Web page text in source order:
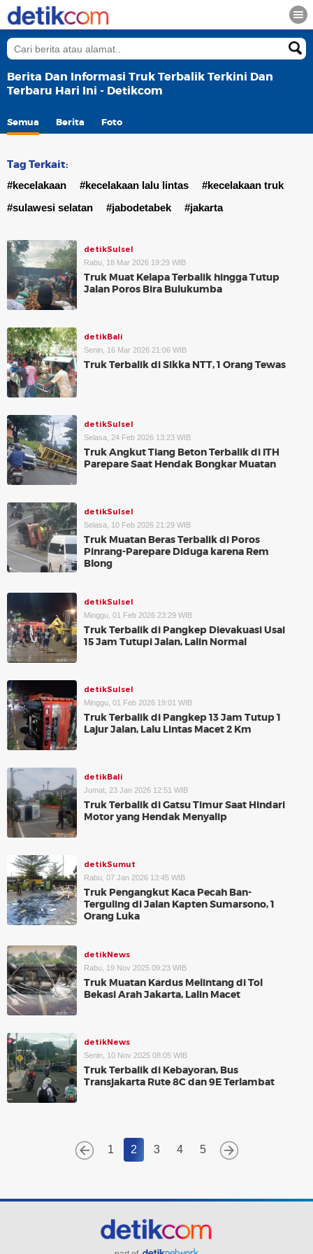
Berita Dan Informasi Truk Terbalik Terkini Dan
Terbaru Hari Ini - Detikcom
Semua Berita Foto
Tag Terkait:
#kecelakaan #kecelakaan lalu lintas
#kecelakaan truk
#sulawesi selatan
#jabodetabek #jakarta
detikSulsel
Rabu, 18 Mar 2026 19:29 WIB
Truk Muat Kelapa Terbalik hingga Tutup
Jalan Poros Bira Bulukumba
detikBali
Senin, 16 Mar 2026 21:06 WIB
Truk Terbalik di Sikka NTT, 1 Orang Tewas
detikSulsel
Selasa, 24 Feb 2026 13:23 WIB
Truk Angkut Tiang Beton Terbalik di ITH
Parepare Saat Hendak Bongkar Muatan
detikSulsel
Selasa, 10 Feb 2026 21:29 WIB
Truk Muatan Beras Terbalik di Poros
Pinrang-Parepare Diduga karena Rem
Blong
detikSulsel
Minggu, 01 Feb 2026 23:29 WIB
Truk Terbalik di Pangkep Dievakuasi Usai
15 Jam Tutupi Jalan, Lalin Normal
detikSulsel
Minggu, 01 Feb 2026 19:01 WIB
Truk Terbalik di Pangkep 13 Jam Tutup 1
Lajur Jalan, Lalu Lintas Macet 2 Km
detikBali
Jumat, 23 Jan 2026 12:51 WIB
Truk Terbalik di Gatsu Timur Saat Hindari
Motor yang Hendak Menyalip
detikSumut
Rabu, 07 Jan 2026 13:45 WIB
Truk Pengangkut Kaca Pecah Ban-
Terguling di Jalan Kapten Sumarsono, 1
Orang Luka
detikNews
Rabu, 19 Nov 2025 09:23 WIB
Truk Muatan Kardus Melintang di Tol
Bekasi Arah Jakarta, Lalin Macet
detikNews
Senin, 10 Nov 2025 08:05 WIB
Truk Terbalik di Kebayoran, Bus
Transjakarta Rute 8C dan 9E Terlambat
1 2 3 4 5